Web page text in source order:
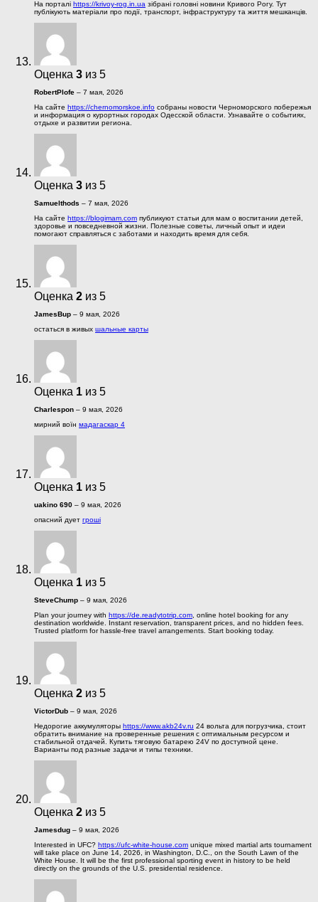
На порталі https://krivoy-rog.in.ua зібрані головні новини Кривого Рогу. Тут
публікують матеріали про події, транспорт, інфраструктуру та життя мешканців.
Оценка 3 из 5
RobertPlofe – 7 мая, 2026
На сайте https://chernomorskoe.info собраны новости Черноморского побережья
и информация о курортных городах Одесской области. Узнавайте о событиях,
отдыхе и развитии региона.
Оценка 3 из 5
Samuelthods – 7 мая, 2026
На сайте https://blogimam.com публикуют статьи для мам о воспитании детей,
здоровье и повседневной жизни. Полезные советы, личный опыт и идеи
помогают справляться с заботами и находить время для себя.
Оценка 2 из 5
JamesBup – 9 мая, 2026
остаться в живых шальные карты
Оценка 1 из 5
Charlespon – 9 мая, 2026
мирний воїн мадагаскар 4
Оценка 1 из 5
uakino 690 – 9 мая, 2026
опасний дует гроші
Оценка 1 из 5
SteveChump – 9 мая, 2026
Plan your journey with https://de.readytotrip.com, online hotel booking for any
destination worldwide. Instant reservation, transparent prices, and no hidden fees.
Trusted platform for hassle-free travel arrangements. Start booking today.
Оценка 2 из 5
VictorDub – 9 мая, 2026
Недорогие аккумуляторы https://www.akb24v.ru 24 вольта для погрузчика, стоит
обратить внимание на проверенные решения с оптимальным ресурсом и
стабильной отдачей. Купить тяговую батарею 24V по доступной цене.
Варианты под разные задачи и типы техники.
Оценка 2 из 5
Jamesdug – 9 мая, 2026
Interested in UFC? https://ufc-white-house.com unique mixed martial arts tournament
will take place on June 14, 2026, in Washington, D.C., on the South Lawn of the
White House. It will be the first professional sporting event in history to be held
directly on the grounds of the U.S. presidential residence.